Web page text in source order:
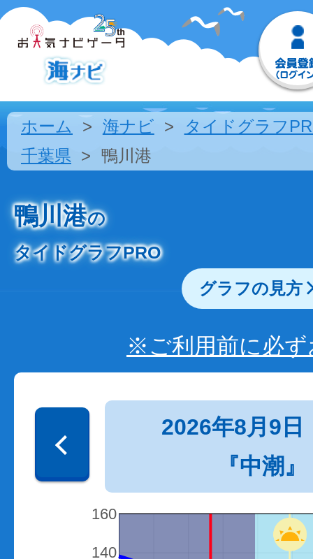
ホーム 海ナビ
タイドグラフ
千葉県
鴨川港
鴨川港の
タイドグラフPRO
グラフの見方
※ご利用前に必
2026年8月9日
『中潮』
140
160